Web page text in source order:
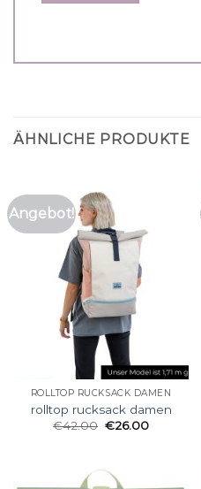
ÄHNLICHE PRODUKTE
Angebot!
ROLLTOP RUCKSACK DAMEN
rolltop rucksack damen
€42.00 €26.00